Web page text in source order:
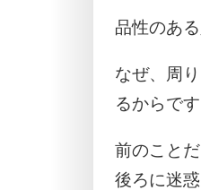
品性のあ
なぜ、周
るからです
前のこと
後ろに迷